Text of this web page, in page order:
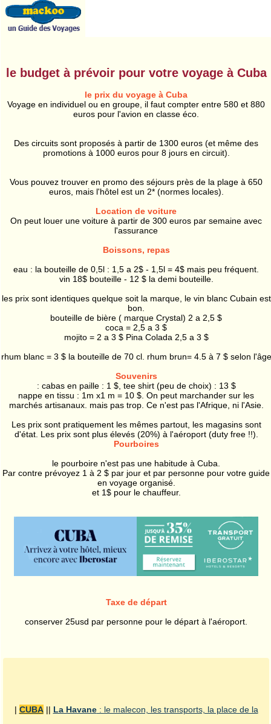
le budget à prévoir pour votre voyage à Cuba
le prix du voyage à Cuba
Voyage en individuel ou en groupe, il faut compter entre 580 et 880
euros pour l'avion en classe éco.
Des circuits sont proposés à partir de 1300 euros (et même des
promotions à 1000 euros pour 8 jours en circuit).
Vous pouvez trouver en promo des séjours près de la plage à 650
euros, mais l'hôtel est un 2* (normes locales).
Location de voiture
On peut louer une voiture à partir de 300 euros par semaine avec
l'assurance
Boissons, repas
eau : la bouteille de 0,5l : 1,5 a 2$ - 1,5l = 4$ mais peu fréquent.
vin 18$ bouteille - 12 $ la demi bouteille.
les prix sont identiques quelque soit la marque, le vin blanc Cubain est
bon.
bouteille de bière ( marque Crystal) 2 a 2,5 $
coca = 2,5 a 3 $
mojito = 2 a 3 $ Pina Colada 2,5 a 3 $
rhum blanc = 3 $ la bouteille de 70 cl. rhum brun= 4.5 à 7 $ selon l'âge
Souvenirs
: cabas en paille : 1 $, tee shirt (peu de choix) : 13 $
nappe en tissu : 1m x1 m = 10 $. On peut marchander sur les
marchés artisanaux. mais pas trop. Ce n'est pas l'Afrique, ni l'Asie.
Les prix sont pratiquement les mêmes partout, les magasins sont
d'état. Les prix sont plus élevés (20%) à l'aéroport (duty free !!).
Pourboires
le pourboire n'est pas une habitude à Cuba.
Par contre prévoyez 1 à 2 $ par jour et par personne pour votre guide
en voyage organisé.
et 1$ pour le chauffeur.
Taxe de départ
conserver 25usd par personne pour le départ à l'aéroport.
| CUBA|| La Havane: le malecon, les transports, la place de la